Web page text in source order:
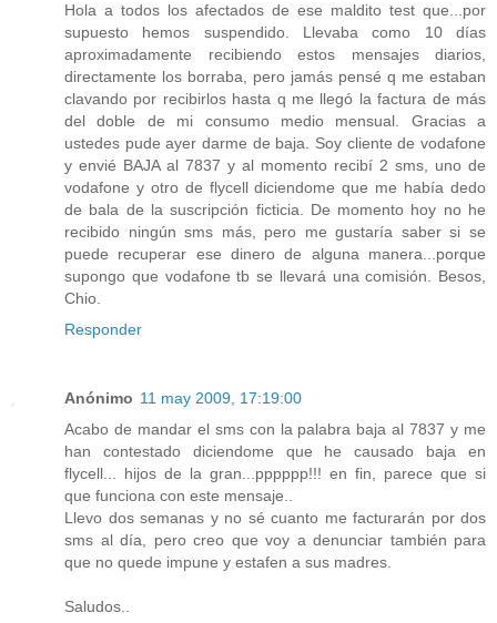
Hola a todos los afectados de ese maldito test que...por
supuesto hemos suspendido. Llevaba como 10 días
aproximadamente recibiendo estos mensajes diarios,
directamente los borraba, pero jamás pensé q me estaban
clavando por recibirlos hasta q me llegó la factura de más
del doble de mi consumo medio mensual. Gracias a
ustedes pude ayer darme de baja. Soy cliente de vodafone
y envié BAJA al 7837 y al momento recibí 2 sms, uno de
vodafone y otro de flycell diciendome que me había dedo
de bala de la suscripción ficticia. De momento hoy no he
recibido ningún sms más, pero me gustaría saber si se
puede recuperar ese dinero de alguna manera...porque
supongo que vodafone tb se llevará una comisión. Besos,
Chio.
Responder
Anónimo 11 may 2009, 17:19:00
Acabo de mandar el sms con la palabra baja al 7837 y me
han contestado diciendome que he causado baja en
flycell... hijos de la gran...pppppp!!! en fin, parece que si
que funciona con este mensaje..
Llevo dos semanas y no sé cuanto me facturarán por dos
sms al día, pero creo que voy a denunciar también para
que no quede impune y estafen a sus madres.
Saludos..